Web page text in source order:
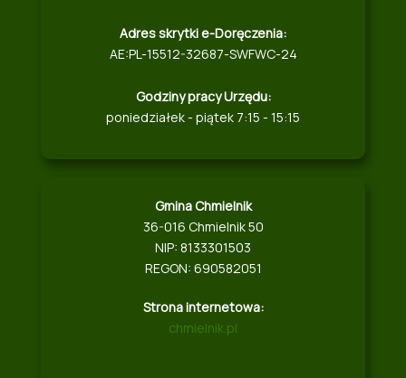
Adres skrytki e-Doręczenia:
AE:PL-15512-32687-SWFWC-24
Godziny pracy Urzędu:
poniedziałek - piątek 7:15 - 15:15
Gmina Chmielnik
36-016 Chmielnik 50
NIP: 8133301503
REGON: 690582051
Strona internetowa:
chmielnik.pl